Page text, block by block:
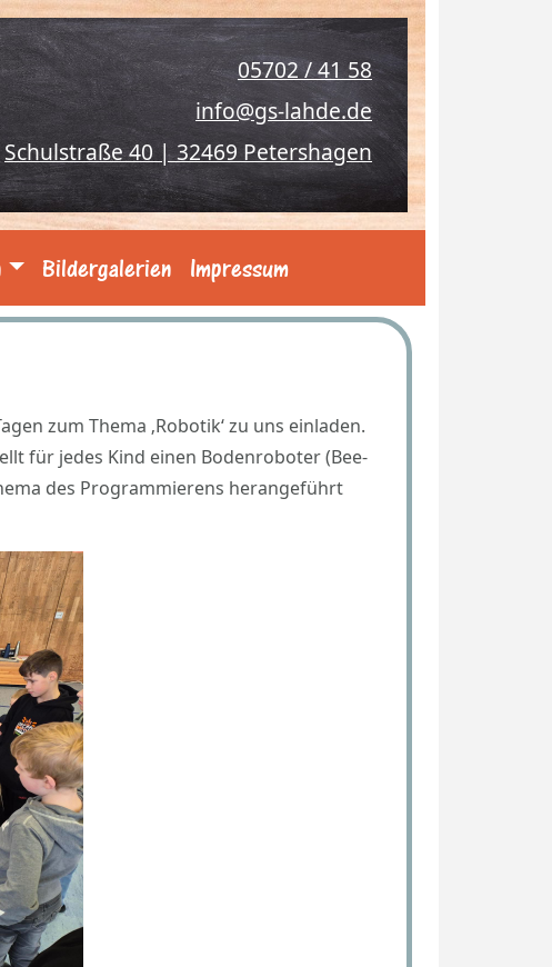
05702 / 41 58
info@gs-lahde.de
Schulstraße 40 | 32469 Petershagen
Bildergalerien Impressum
zum Thema ‚Robotik‘ zu uns einladen.
für jedes Kind einen Bodenroboter (Bee-
des Programmierens herangeführt